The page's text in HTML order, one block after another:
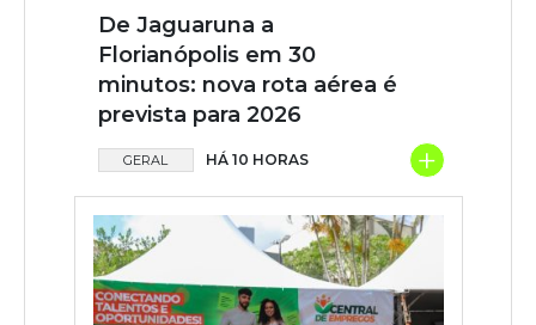
De Jaguaruna a
Florianópolis em 30
minutos: nova rota aérea é
prevista para 2026
GERAL HÁ 10 HORAS +